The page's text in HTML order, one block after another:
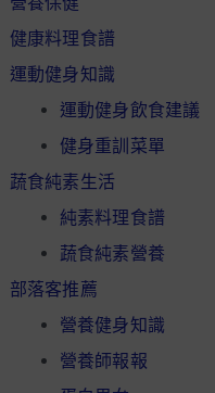
健康料理食譜
運動健身知識
運動健身飲食建議
健身重訓菜單
蔬食純素生活
純素料理食譜
蔬食純素營養
部落客推薦
營養健身知識
營養師報報